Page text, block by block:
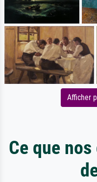
Afficher
Ce que